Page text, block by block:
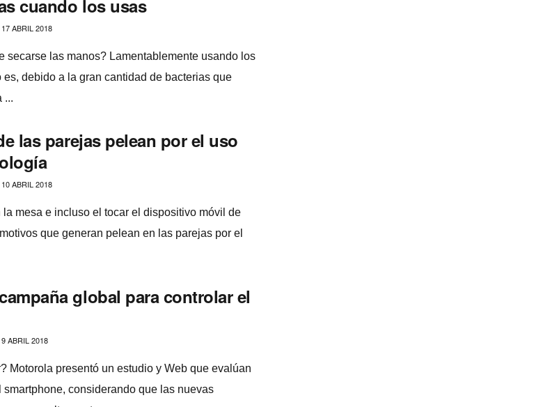
cuando los usas
17 ABRIL 2018
secarse las manos? Lamentablemente usando los
debido a la gran cantidad de bacterias que
...
las parejas pelean por el uso
10 ABRIL 2018
mesa e incluso el tocar el dispositivo móvil de
que generan pelean en las parejas por el
global para controlar el
9 ABRIL 2018
Motorola presentó un estudio y Web que evalúan
considerando que las nuevas